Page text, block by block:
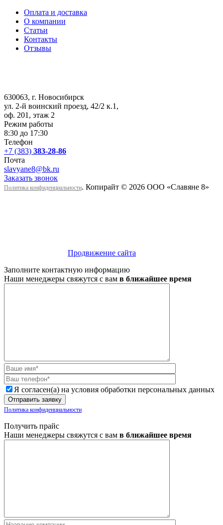
Оплата и доставка
О компании
Статьи
Контакты
Отзывы
630063, г. Новосибирск
ул. 2-й воинский проезд, 42/2 к.1 ,
оф. 201, этаж 2
Режим работы
8:30 до 17:30
Телефон
+7 (383) 383-28-86
Почта
slavyane8@bk.ru
Заказать звонок
Политика конфиденциальности. Копирайт © 2026 ООО «Cлавяне 8»
Продвижение сайта
Заполните контактную информацию
Наши менеджеры свяжутся с вам в ближайшее время
Я согласен(а) на условия обработки персональных данных
Политика конфиденциальности
Получить прайс
Наши менеджеры свяжутся с вам в ближайшее время